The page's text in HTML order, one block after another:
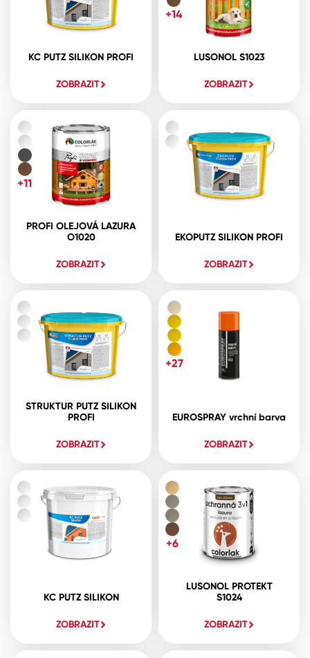
KC PUTZ SILIKON PROFI
ZOBRAZIT
LUSONOL S1023
ZOBRAZIT
+14
PROFI OLEJOVÁ LAZURA
O1020
ZOBRAZIT
+11
EKOPUTZ SILIKON PROFI
ZOBRAZIT
STRUKTUR PUTZ SILIKON
PROFI
ZOBRAZIT
EUROSPRAY vrchní barva
ZOBRAZIT
+27
KC PUTZ SILIKON
ZOBRAZIT
LUSONOL PROTEKT
S1024
ZOBRAZIT
+6